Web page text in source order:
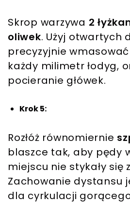
Skrop warzywa 2
oliwek. Użyj otwartych
precyzyjnie wmasować
każdy milimetr łodyg,
pocieranie główek.
Krok 5:
Rozłóż równomiernie
blaszce tak, aby pędy
miejscu nie stykały się
Zachowanie dystansu
dla cyrkulacji